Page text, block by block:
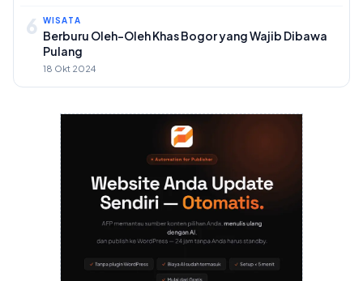
6 WISATA
Berburu Oleh-Oleh Khas Bogor yang Wajib Dibawa
Pulang
18 Okt 2024